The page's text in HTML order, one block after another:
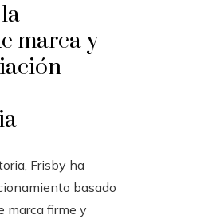
marca y
Frisby ha
basado
marca firme y